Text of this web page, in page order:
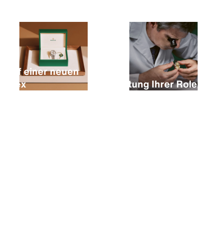
Kauf einer neuen
Rolex
Wartung Ihrer Rolex